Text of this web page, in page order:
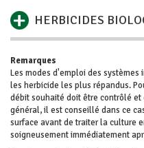
HERBICIDES
Remarques
Les modes d'emploi des
les herbicide les plus répandus.
débit souhaité doit être contrôlé
général, il est conseillé dans ce
surface avant de traiter la culture
soigneusement immédiatement